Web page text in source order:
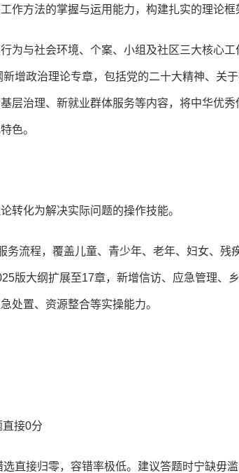
作方法的掌握与运用能力，构建扎实的理论框
为与社会环境、个案、小组及社区三大核心工
增政治理论专章，包括党的二十大精神、关
层治理、新就业群体服务等内容，将中华优秀
色。
转化为解决实际问题的操作技能。
程，覆盖儿童、青少年、老年、妇女、残
版大纲扩展至17章，新增信访、应急管理、
处置、资源整合等实操能力。
接0分
直接归零，容错率极低。建议答题时宁缺毋